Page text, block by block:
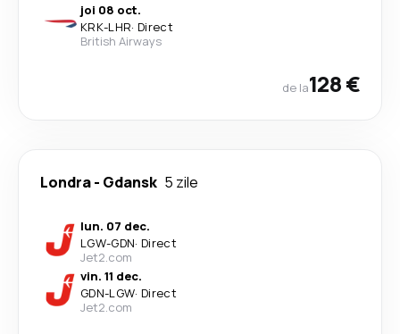
joi 08 oct.
KRK-LHR· Direct
British Airways
de la128 €
Londra- Gdansk 5 zile
lun. 07 dec.
LGW-GDN· Direct
Jet2.com
vin. 11 dec.
GDN-LGW· Direct
Jet2.com